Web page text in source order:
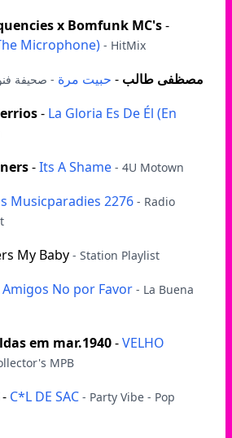
x Bomfunk MC's-
Microphone) - HitMix
مصظفى طالب - حبيت مرة - صحيفة
- La Gloria Es De Él (En
-Its A Shame - 4U Motown
Musicparadies 2276 - Radio
My Baby - Station Playlist
Amigos No por Favor - La Buena
em mar.1940-VELHO
MPB
- C*L DE SAC - Party Vibe - Pop